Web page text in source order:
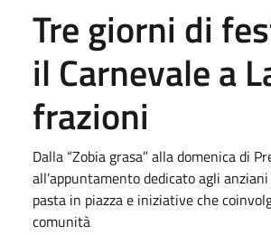
Tre giorni di
il Carnevale a
frazioni
Dalla “Zobia grasa” alla domenica di
all’appuntamento dedicato agli
pasta in piazza e iniziative che
comunità